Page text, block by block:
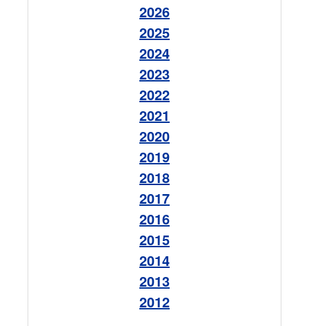
2026
2025
2024
2023
2022
2021
2020
2019
2018
2017
2016
2015
2014
2013
2012